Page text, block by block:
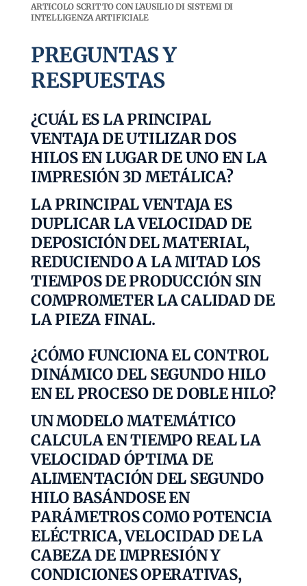
ARTICOLO SCRITTO CON L'AUSILIO DI SISTEMI DI
INTELLIGENZA ARTIFICIALE
PREGUNTAS Y
RESPUESTAS
¿CUÁL ES LA PRINCIPAL
VENTAJA DE UTILIZAR DOS
HILOS EN LUGAR DE UNO EN LA
IMPRESIÓN 3D METÁLICA?
LA PRINCIPAL VENTAJA ES
DUPLICAR LA VELOCIDAD DE
DEPOSICIÓN DEL MATERIAL,
REDUCIENDO A LA MITAD LOS
TIEMPOS DE PRODUCCIÓN SIN
COMPROMETER LA CALIDAD DE
LA PIEZA FINAL.
¿CÓMO FUNCIONA EL CONTROL
DINÁMICO DEL SEGUNDO HILO
EN EL PROCESO DE DOBLE HILO?
UN MODELO MATEMÁTICO
CALCULA EN TIEMPO REAL LA
VELOCIDAD ÓPTIMA DE
ALIMENTACIÓN DEL SEGUNDO
HILO BASÁNDOSE EN
PARÁMETROS COMO POTENCIA
ELÉCTRICA, VELOCIDAD DE LA
CABEZA DE IMPRESIÓN Y
CONDICIONES OPERATIVAS,